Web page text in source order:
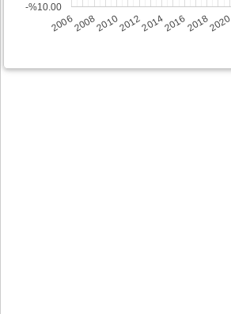
20062008201020122014201620182020
-%10.00